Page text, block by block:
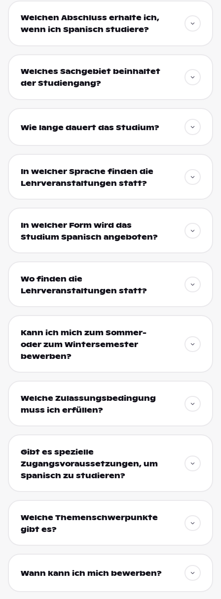
Welchen Abschluss erhalte ich,
wenn ich Spanisch studiere?
Welches Sachgebiet beinhaltet
der Studiengang?
Wie lange dauert das Studium?
In welcher Sprache finden die
Lehrveranstaltungen statt?
In welcher Form wird das
Studium Spanisch angeboten?
Wo finden die
Lehrveranstaltungen statt?
Kann ich mich zum Sommer-
oder zum Wintersemester
bewerben?
Welche Zulassungsbedingung
muss ich erfüllen?
Gibt es spezielle
Zugangsvoraussetzungen, um
Spanisch zu studieren?
Welche Themenschwerpunkte
gibt es?
Wann kann ich mich bewerben?